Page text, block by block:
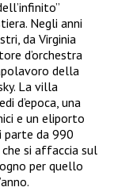
Negli anni
da Virginia
d’orchestra
della
La villa
d’epoca, una
e un eliporto
parte da 990
si affaccia sul
per quello